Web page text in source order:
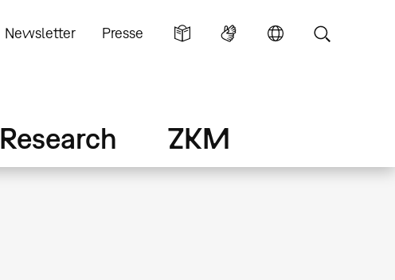
Newsletter Presse
Research ZKM